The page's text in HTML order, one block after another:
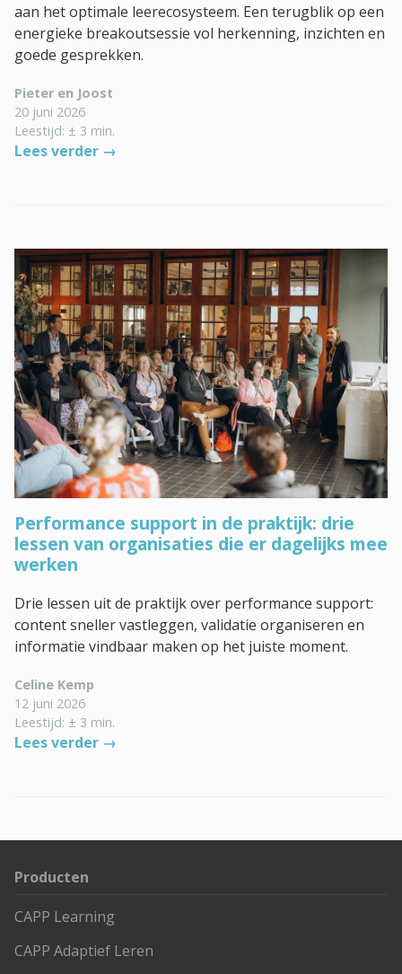
aan het optimale leerecosysteem. Een terugblik op een
energieke breakoutsessie vol herkenning, inzichten en
goede gesprekken.
Pieter en Joost
20 juni 2026
Leestijd: ± 3 min.
Lees verder →
Performance support in de praktijk: drie
lessen van organisaties die er dagelijks mee
werken
Drie lessen uit de praktijk over performance support:
content sneller vastleggen, validatie organiseren en
informatie vindbaar maken op het juiste moment.
Celine Kemp
12 juni 2026
Leestijd: ± 3 min.
Lees verder →
Producten
CAPP Learning
CAPP Adaptief Leren